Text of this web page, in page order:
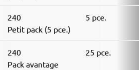
240
Petit pack (5 pce.)
5 pce.
240
Pack avantage
25 pce.